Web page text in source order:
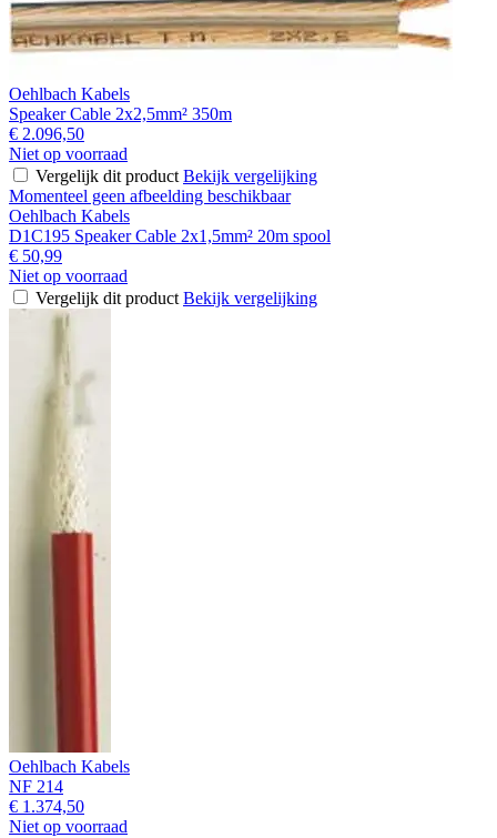
Oehlbach Kabels
Speaker Cable 2x2,5mm² 350m
€ 2.096,50
Niet op voorraad
Vergelijk dit product Bekijk vergelijking
Momenteel geen afbeelding beschikbaar
Oehlbach Kabels
D1C195 Speaker Cable 2x1,5mm² 20m spool
€ 50,99
Niet op voorraad
Vergelijk dit product Bekijk vergelijking
Oehlbach Kabels
NF 214
€ 1.374,50
Niet op voorraad